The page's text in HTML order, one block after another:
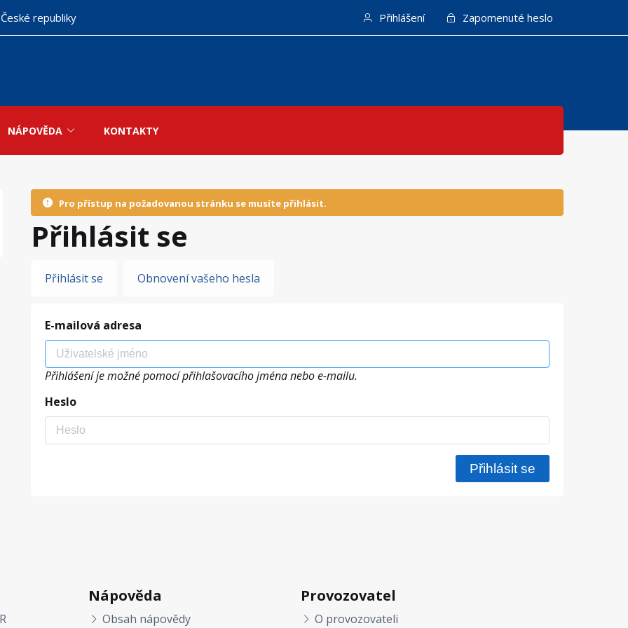
republiky Přihlášení Zapomenuté heslo
NÁPOVĚDA KONTAKTY
Pro přístup na požadovanou stránku se musíte přihlásit.
Přihlásit se
Hlavní
Přihlásit se Obnovení vašeho hesla
E-mailová adresa
Přihlášení je možné pomocí přihlašovacího jména nebo e-mailu.
Heslo
Nápověda
Obsah nápovědy
Provozovatel
O provozovateli